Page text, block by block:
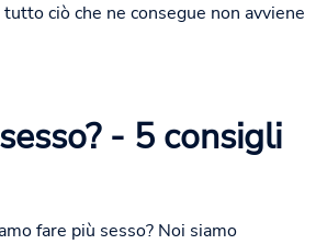
ciò che ne consegue non avviene
- 5 consigli
fare più sesso? Noi siamo